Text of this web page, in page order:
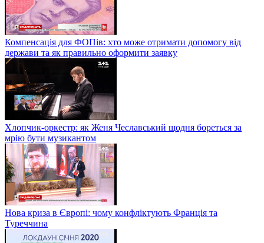
Компенсація для ФОПів: хто може отримати допомогу від
держави та як правильно оформити заявку
Хлопчик-оркестр: як Женя Чеславський щодня бореться за
мрію бути музикантом
Нова криза в Європі: чому конфліктують Франція та
Туреччина